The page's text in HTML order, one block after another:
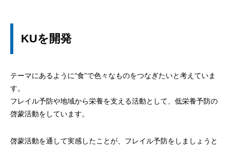
KUを開発
テーマにあるように“食”で色々なものをつなぎたいと考えていま
す。
フレイル予防や地域から栄養を支える活動として、低栄養予防の
啓蒙活動をしています。
啓蒙活動を通して実感したことが、フレイル予防をしましょうと